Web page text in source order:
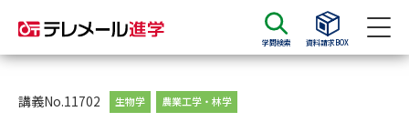
学問検索 資料請求BOX
資料請求
講義No.11702 生物学 農業工学・林学